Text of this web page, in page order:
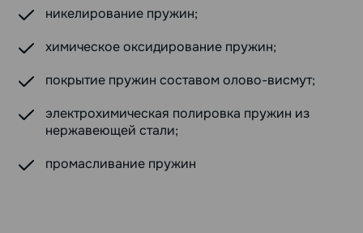
никелирование пружин;
химическое оксидирование пружин;
покрытие пружин составом олово-висмут;
электрохимическая полировка пружин из
нержавеющей стали;
промасливание пружин